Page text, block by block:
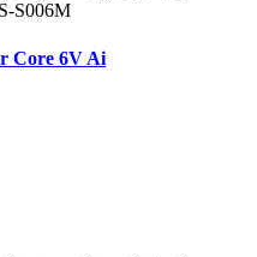
Core 6V Ai